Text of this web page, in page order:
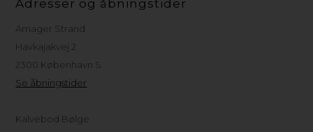
Adresser og åbningstider
Amager Strand
Havkajakvej 2
2300 København S
Se åbningstider
Kalvebod Bølge